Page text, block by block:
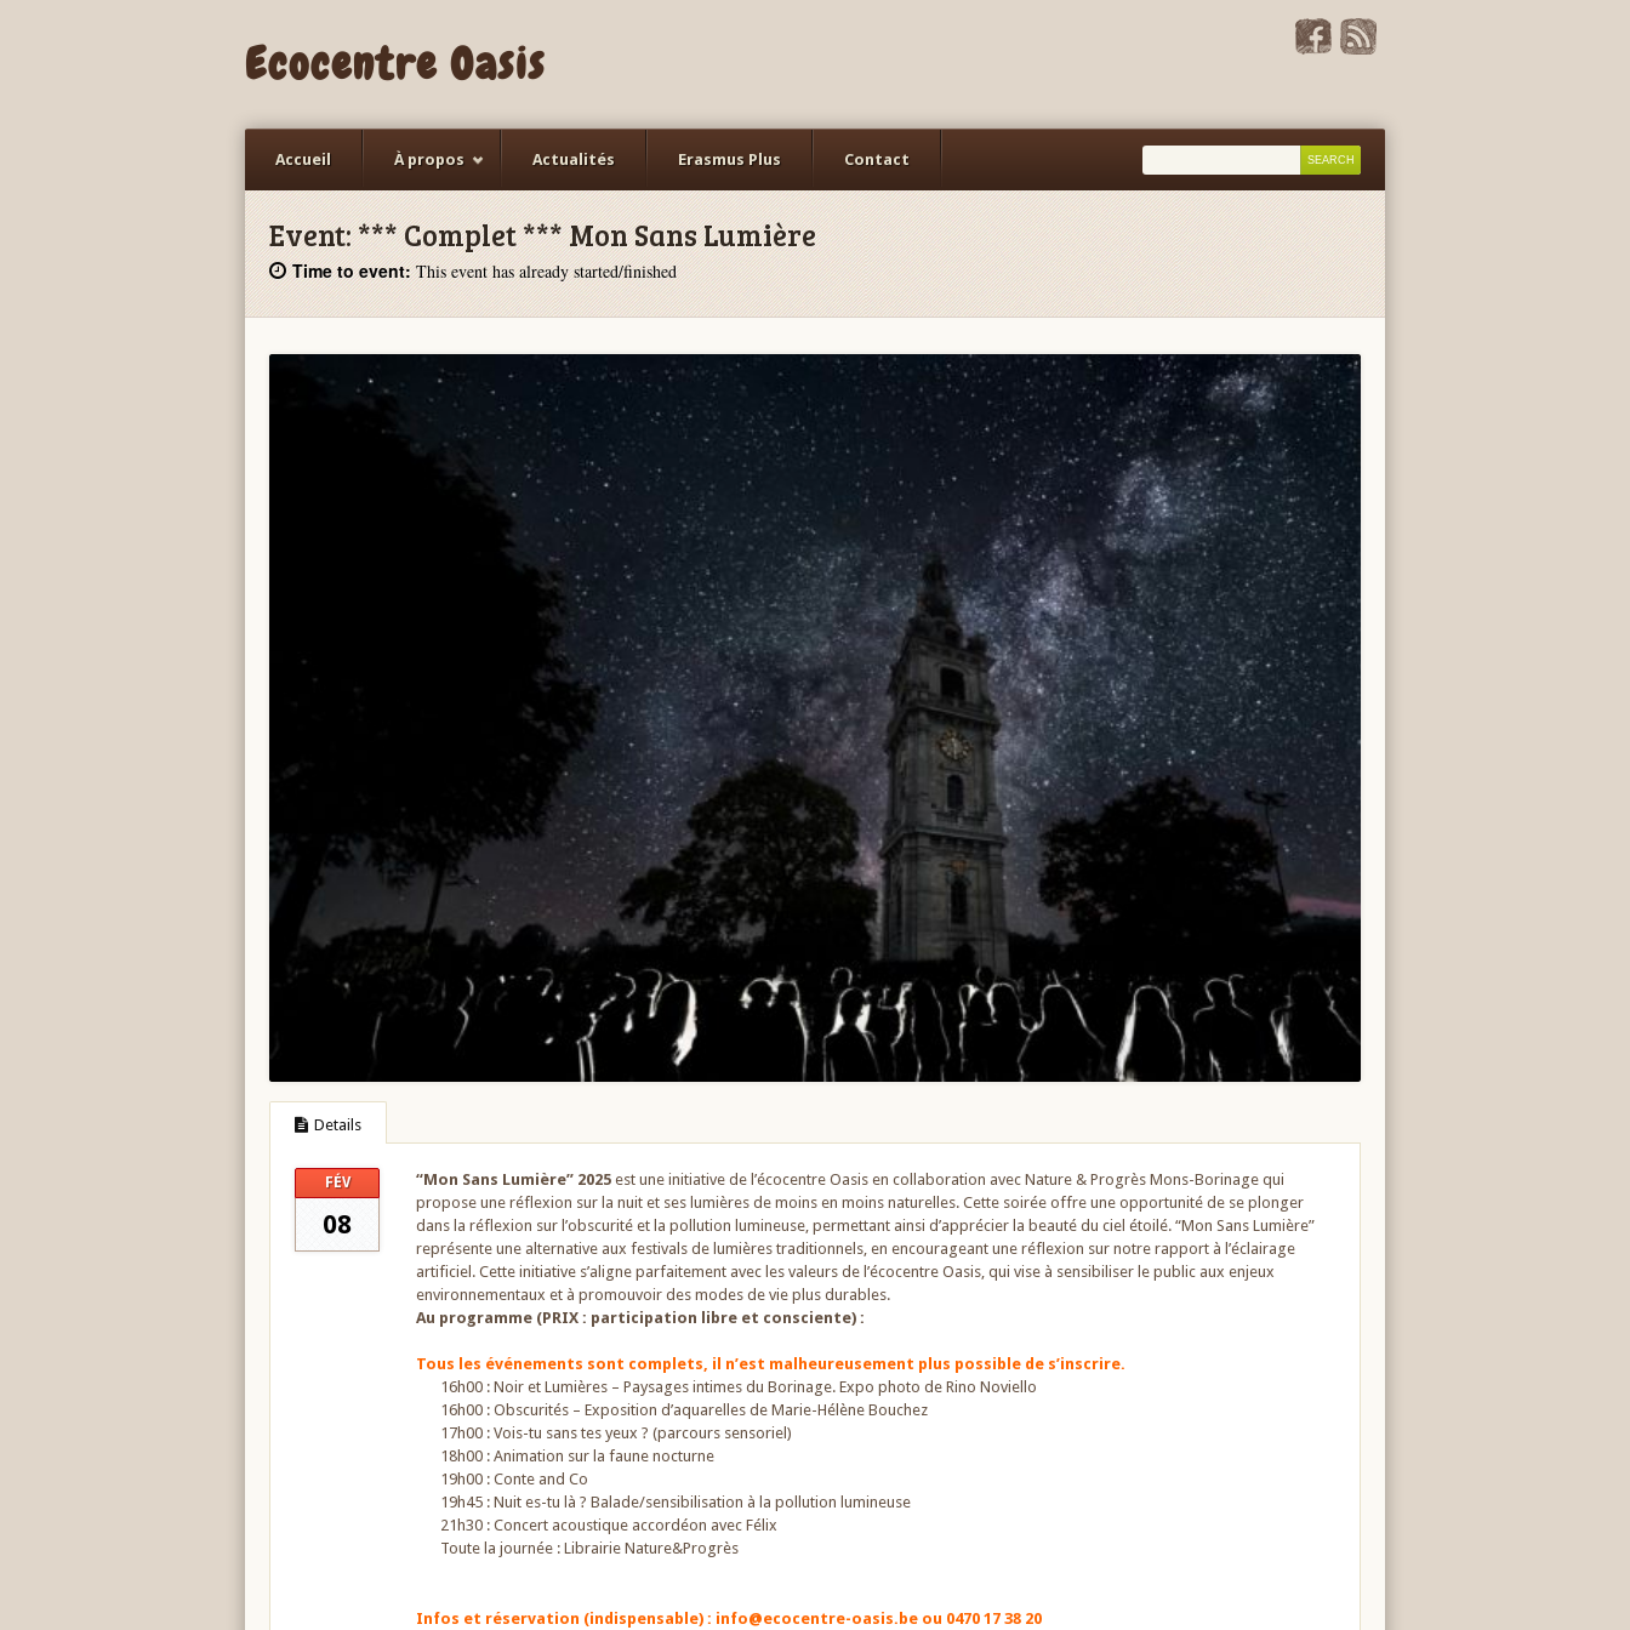
Ecocentre Oasis
Accueil À propos Actualités Erasmus Plus Contact
Event:*** Complet *** Mon Sans Lumière
Time to event:This event has already started/finished
Details
FÉV
08
“Mon Sans Lumière” 2025 est une initiative de l’écocentre Oasis en collaboration avec Nature & Progrès Mons-Borinage qui
propose une réflexion sur la nuit et ses lumières de moins en moins naturelles. Cette soirée offre une opportunité de se plonger
dans la réflexion sur l’obscurité et la pollution lumineuse, permettant ainsi d’apprécier la beauté du ciel étoilé. “Mon Sans Lumière”
représente une alternative aux festivals de lumières traditionnels, en encourageant une réflexion sur notre rapport à l’éclairage
artificiel. Cette initiative s’aligne parfaitement avec les valeurs de l’écocentre Oasis, qui vise à sensibiliser le public aux enjeux
environnementaux et à promouvoir des modes de vie plus durables.
Au programme (PRIX : participation libre et consciente) :
Tous les événements sont complets, il n’est malheureusement plus possible de s’inscrire.
16h00 : Noir et Lumières – Paysages intimes du Borinage. Expo photo de Rino Noviello
16h00 : Obscurités – Exposition d’aquarelles de Marie-Hélène Bouchez
17h00 : Vois-tu sans tes yeux ? (parcours sensoriel)
18h00 : Animation sur la faune nocturne
19h00 : Conte and Co
19h45 : Nuit es-tu là ? Balade/sensibilisation à la pollution lumineuse
21h30 : Concert acoustique accordéon avec Félix
Toute la journée : Librairie Nature&Progrès
Infos et réservation (indispensable) : info@ecocentre-oasis.be ou 0470 17 38 20